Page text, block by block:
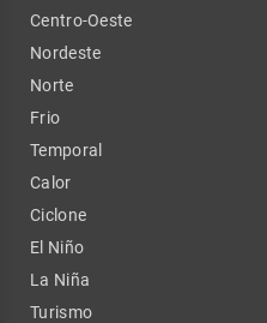
Centro-Oeste
Nordeste
Norte
Frio
Temporal
Calor
Ciclone
El Niño
La Niña
Turismo